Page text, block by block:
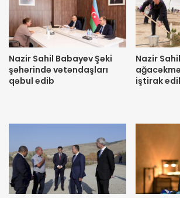
Nazir Sahil Babayev Şəki
şəhərində vətəndaşları
qəbul edib
Nazir
iştirak